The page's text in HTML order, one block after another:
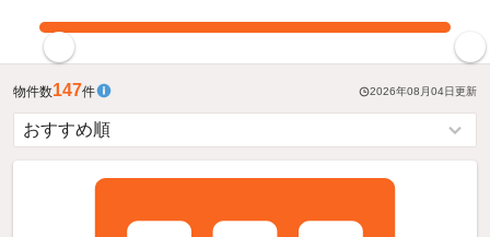
物件数147件 2026年08月04日更新